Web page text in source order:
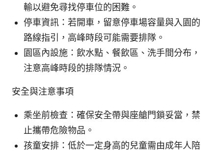
輸以避免尋找停車位的困難。
停車資訊：若開車，留意停車場容量與入園的
路線指引，高峰時段可能需要排隊。
園區內設施：飲水點、餐飲區、洗手間分布，
注意高峰時段的排隊情況。
安全與注意事項
乘坐前檢查：確保安全帶與座艙門鎖妥當，禁
止攜帶危險物品。
孩童安排：低於一定身高的兒童需由成年人陪